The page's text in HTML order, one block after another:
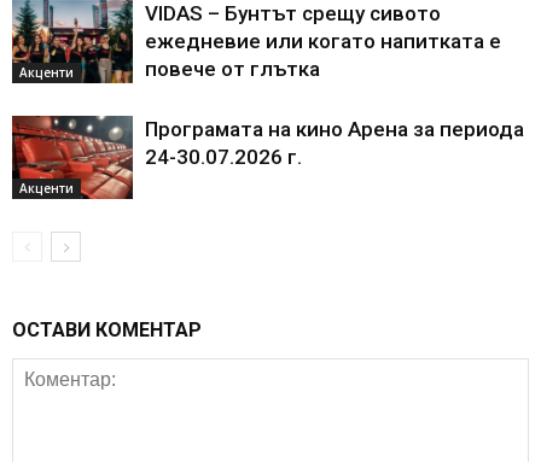
Акценти
VIDAS – Бунтът срещу сивото
ежедневие или когато напитката е
повече от глътка
Акценти
Програмата на кино Арена за периода
24-30.07.2026 г.
ОСТАВИ КОМЕНТАР